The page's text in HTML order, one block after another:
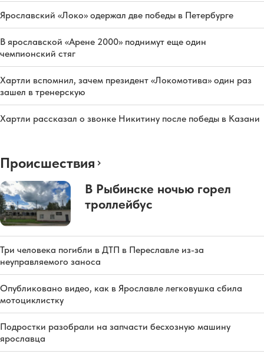
Ярославский «Локо» одержал две победы в Петербурге
В ярославской «Арене 2000» поднимут еще один
чемпионский стяг
Хартли вспомнил, зачем президент «Локомотива» один раз
зашел в тренерскую
Хартли рассказал о звонке Никитину после победы в Казани
Происшествия
В Рыбинске ночью горел
троллейбус
Три человека погибли в ДТП в Переславле из-за
неуправляемого заноса
Опубликовано видео, как в Ярославле легковушка сбила
мотоциклистку
Подростки разобрали на запчасти бесхозную машину
ярославца